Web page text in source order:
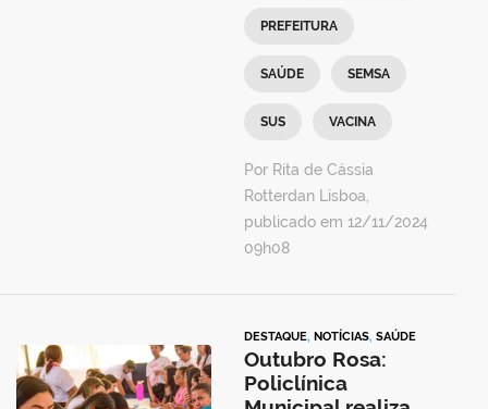
PREFEITURA
SAÚDE SEMSA
SUS VACINA
Por Rita de Cássia
Rotterdan Lisboa,
publicado em 12/11/2024
09h08
DESTAQUE, NOTÍCIAS, SAÚDE
Outubro Rosa:
Policlínica